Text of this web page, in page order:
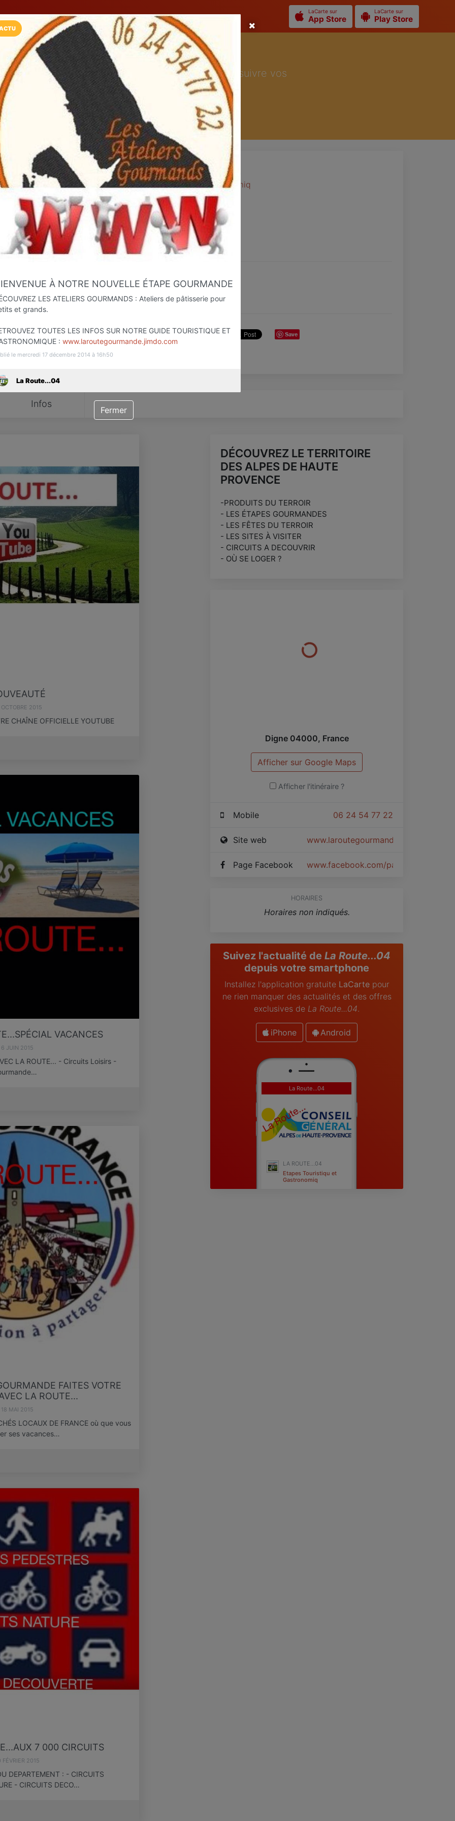
LaCarte sur
App Store
LaCarte sur
Play Store
Installez l'App LaCarte
Téléchargez gratuitement l'app LaCarte pour suivre vos
commerces favoris et ne rien rater !
Télécharger Plus tard
La Route...04
Etapes Touristiqu et Gastronomiq
Favori Contacter
Save
Infos
2015
CHAÎNE OFFICIELLE YOUTUBE
VACANCES
6 JUIN 2015
LA ROUTE... - Circuits Loisirs -
FAITES VOTRE
LA ROUTE...
18 MAI 2015
LOCAUX DE FRANCE où que vous
ses vacances…
7 000 CIRCUITS
FÉVRIER 2015
DEPARTEMENT : - CIRCUITS
- CIRCUITS DECO…
DÉCOUVREZ LE TERRITOIRE
DES ALPES DE HAUTE
PROVENCE
-PRODUITS DU TERROIR
- LES ÉTAPES GOURMANDES
- LES FÊTES DU TERROIR
- LES SITES À VISITER
- CIRCUITS A DECOUVRIR
- OÙ SE LOGER ?
Digne 04000, France
Afficher sur Google Maps
Afficher l'itinéraire ?
06 24 54 77 22
Mobile
www.laroutegourmande.jimdo.com
Site web
www.facebook.com/pages/La-
Page Facebook
HORAIRES
Horaires non indiqués.
Suivez l'actualité de La Route...04
depuis votre smartphone
Installez l'application gratuite LaCartepour
ne rien manquer des actualités et des offres
exclusives de La Route...04.
iPhone Android
La Route...04
LA ROUTE...04
Etapes Touristiqu et
Gastronomiq
À NOTRE NOUVELLE ÉTAPE GOURMANDE
LES ATELIERS GOURMANDS : Ateliers de pâtisserie pour
et grands.
TOUTES LES INFOS SUR NOTRE GUIDE TOURISTIQUE ET
: www.laroutegourmande.jimdo.com
le mercredi 17 décembre 2014 à 16h50
La Route...04
Fermer